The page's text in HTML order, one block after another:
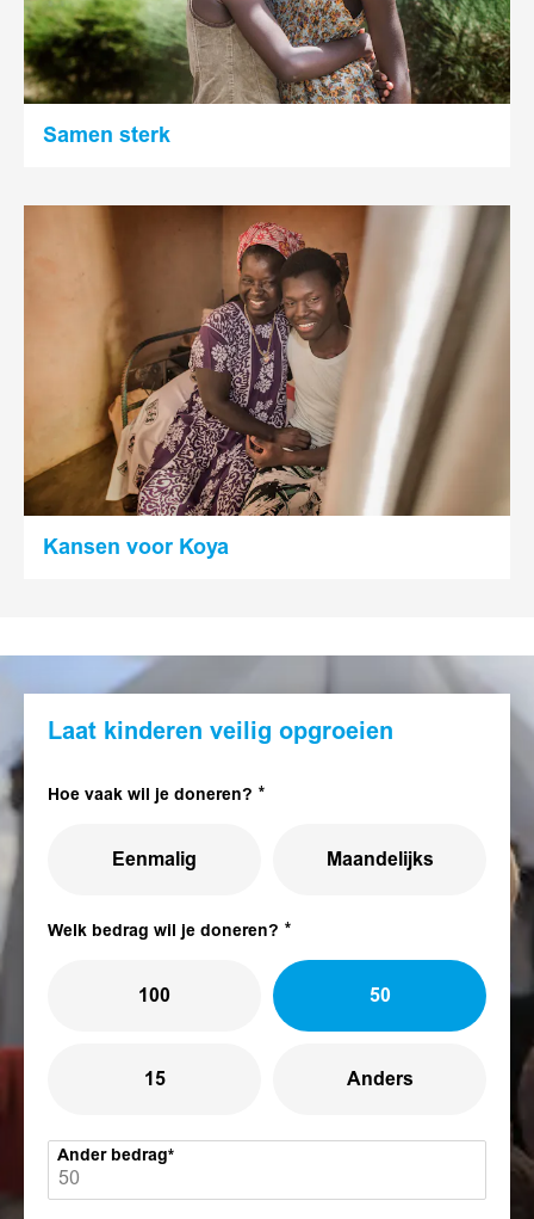
Samen sterk
Kansen voor Koya
Laat kinderen veilig opgroeien
Hoe vaak wil je doneren?
Eenmalig Maandelijks
Welk bedrag wil je doneren?
100 50
15 Anders
Ander bedrag